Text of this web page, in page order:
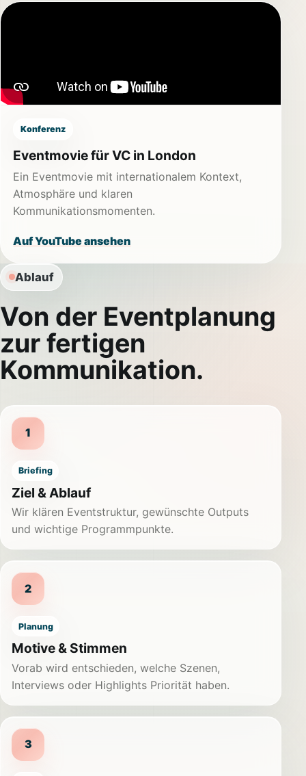
Konferenz
Eventmovie für VC in London
Ein Eventmovie mit internationalem Kontext,
Atmosphäre und klaren
Kommunikationsmomenten.
Auf YouTube ansehen
Ablauf
Von der Eventplanung
zur fertigen
Kommunikation.
1
Briefing
Ziel & Ablauf
Wir klären Eventstruktur, gewünschte Outputs
und wichtige Programmpunkte.
2
Planung
Motive & Stimmen
Vorab wird entschieden, welche Szenen,
Interviews oder Highlights Priorität haben.
3